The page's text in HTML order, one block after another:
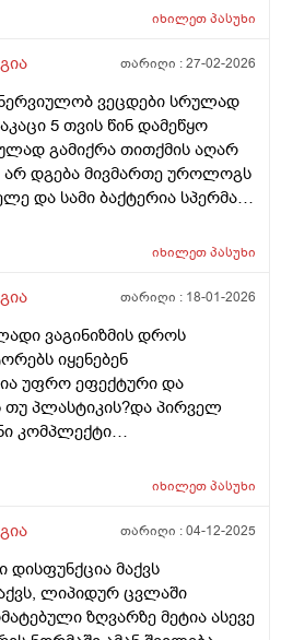
იხილეთპასუხი
თარიღი :27-02-2026
ვეცდები სრულად
5 თვის წინ დამეწყო
გამიქრა თითქმის აღარ
არ დგება მივმართე უროლოგს
და სამი ბაქტერია სპერმაში
რისგან იქნება
ასეთ მდგომარეიბას ან
იხილეთპასუხი
თარიღი : 18-01-2026
ვაგინიზმის დროს
იყენებენ
უფრო ეფექტური და
პლასტიკის?და პირველ
კომპლექტი
იხილეთპასუხი
თარიღი :04-12-2025
დისფუნქცია მაქვს
ლიპიდურ ცვლაში
ზღვარზე მეტია ასევე